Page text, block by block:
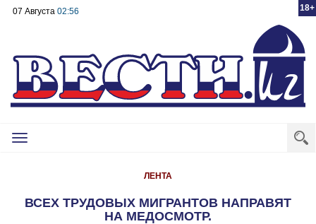
18+
07 Августа 02:56
Toggle
ЛЕНТА
ВСЕХ ТРУДОВЫХ МИГРАНТОВ НАПРАВЯТ
НА МЕДОСМОТР.